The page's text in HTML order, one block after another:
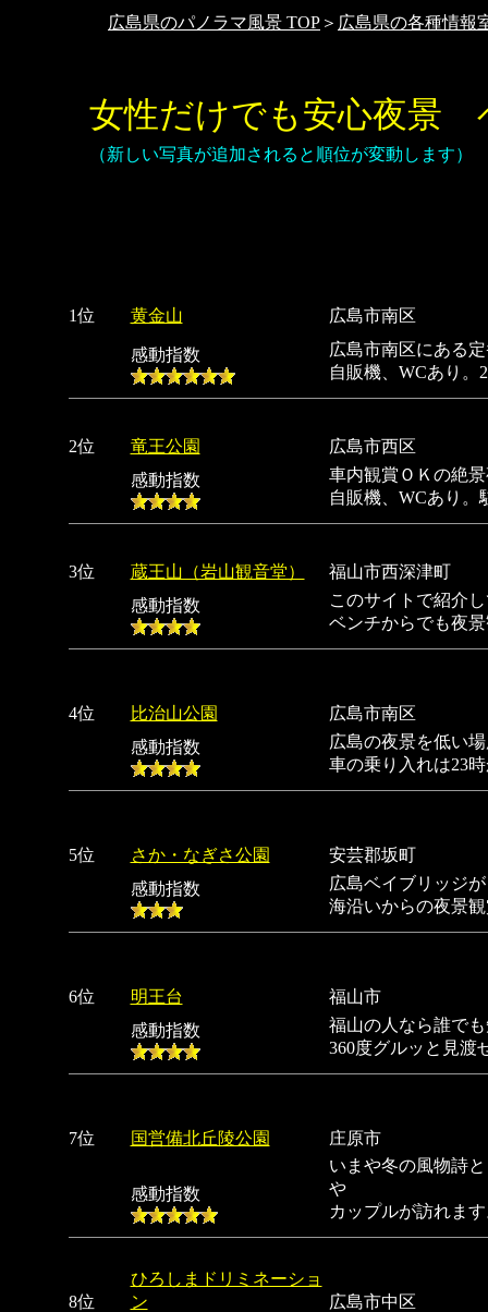
広島県のパノラマ風景 TOP ＞ 広島県の各種情報
女性だけでも安心夜景
（新しい写真が追加されると順位が変動します）
1位 黄金山 広島市南区
感動指数
広島市南区にある
自販機、WCあり。
2位 竜王公園
広島市西区
感動指数
車内観賞ＯＫの絶
自販機、WCあり。
3位 蔵王山（岩山観音堂）
福山市西深津町
感動指数
このサイトで紹介
ベンチからでも夜
4位 比治山公園
広島市南区
感動指数
広島の夜景を低い
車の乗り入れは23
5位 さか・なぎさ公園
安芸郡坂町
感動指数
広島ベイブリッジ
海沿いからの夜景
6位 明王台
福山市
感動指数
福山の人なら誰で
360度グルッと見渡
7位 国営備北丘陵公園 庄原市
感動指数
いまや冬の風物詩
や
カップルが訪れま
8位
ひろしまドリミネーショ
ン
広島市中区